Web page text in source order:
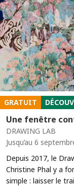
GRATUIT
Une fenêtre
DRAWING LAB
Jusqu’au 6
Depuis 2017, le
Christine Phal y a
simple : laisser le